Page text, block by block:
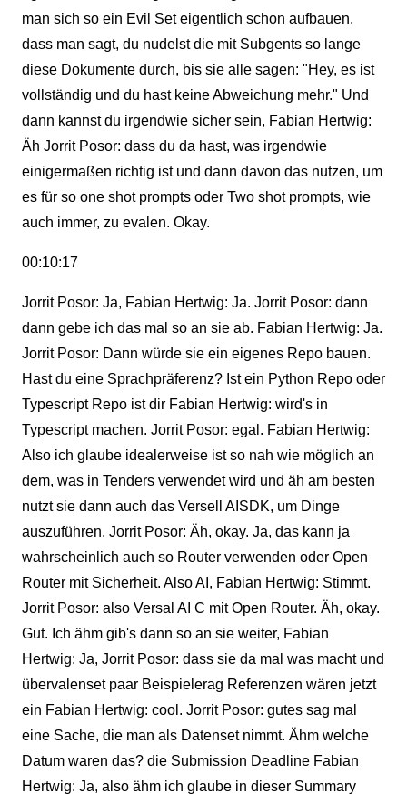
man sich so ein Evil Set eigentlich schon aufbauen,
dass man sagt, du nudelst die mit Subgents so lange
diese Dokumente durch, bis sie alle sagen: "Hey, es ist
vollständig und du hast keine Abweichung mehr." Und
dann kannst du irgendwie sicher sein, Fabian Hertwig:
Äh Jorrit Posor: dass du da hast, was irgendwie
einigermaßen richtig ist und dann davon das nutzen, um
es für so one shot prompts oder Two shot prompts, wie
auch immer, zu evalen. Okay.
00:10:17
Jorrit Posor: Ja, Fabian Hertwig: Ja. Jorrit Posor: dann
dann gebe ich das mal so an sie ab. Fabian Hertwig: Ja.
Jorrit Posor: Dann würde sie ein eigenes Repo bauen.
Hast du eine Sprachpräferenz? Ist ein Python Repo oder
Typescript Repo ist dir Fabian Hertwig: wird's in
Typescript machen. Jorrit Posor: egal. Fabian Hertwig:
Also ich glaube idealerweise ist so nah wie möglich an
dem, was in Tenders verwendet wird und äh am besten
nutzt sie dann auch das Versell AISDK, um Dinge
auszuführen. Jorrit Posor: Äh, okay. Ja, das kann ja
wahrscheinlich auch so Router verwenden oder Open
Router mit Sicherheit. Also AI, Fabian Hertwig: Stimmt.
Jorrit Posor: also Versal AI C mit Open Router. Äh, okay.
Gut. Ich ähm gib's dann so an sie weiter, Fabian
Hertwig: Ja, Jorrit Posor: dass sie da mal was macht und
übervalenset paar Beispielerag Referenzen wären jetzt
ein Fabian Hertwig: cool. Jorrit Posor: gutes sag mal
eine Sache, die man als Datenset nimmt. Ähm welche
Datum waren das? die Submission Deadline Fabian
Hertwig: Ja, also ähm ich glaube in dieser Summary